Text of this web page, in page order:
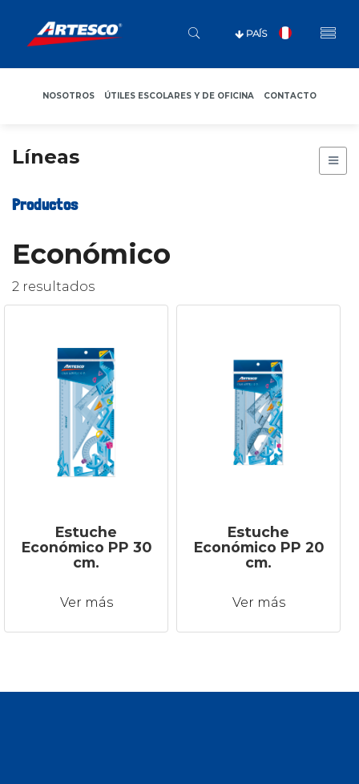
PAÍS
NOSOTROS ÚTILES ESCOLARES Y DE OFICINA CONTACTO
Líneas
Productos
Económico
2 resultados
Estuche
Económico PP 30
cm.
Ver más
Estuche
Económico PP 20
cm.
Ver más